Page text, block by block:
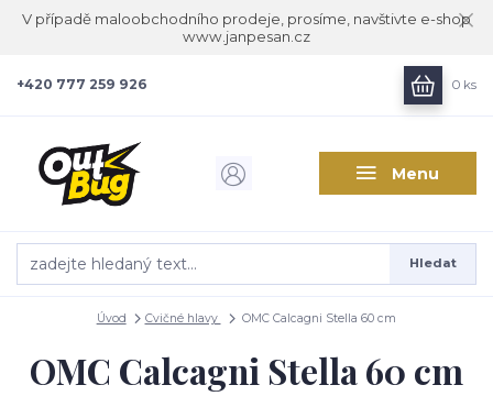
V případě maloobchodního prodeje, prosíme, navštivte e-shop
www.janpesan.cz
Menu
Hledat
+420 777 259 926 0 ks
Úvod Cvičné hlavy OMC Calcagni Stella 60 cm
OMC Calcagni Stella 60 cm